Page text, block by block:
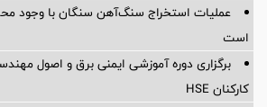
عملیات استخراج سنگ‌آهن سنگان با وجود
است
برگزاری دوره آموزشی ایمنی برق و اصول
کارکنان HSE